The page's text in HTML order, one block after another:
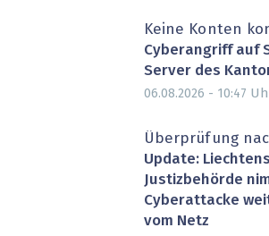
Keine Konten
Cyberangriff auf
Server des
06.08.2026 - 10:47
Überprüfung
Update:
Justizbehörde
Cyberattacke
vom Netz